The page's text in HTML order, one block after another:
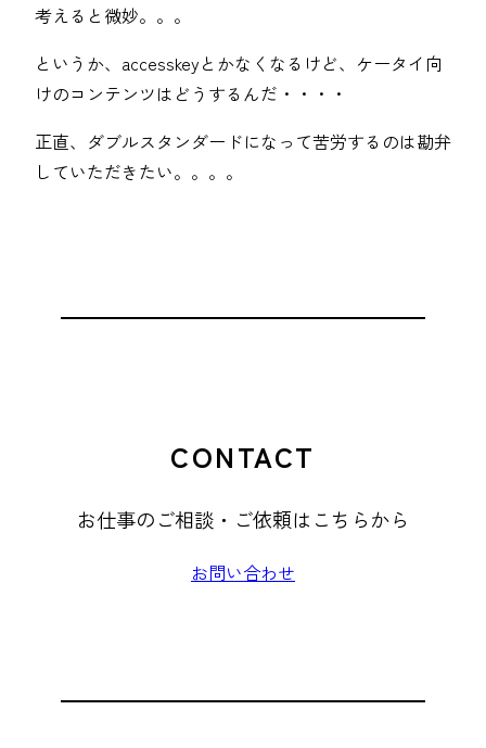
考えると微妙。。。
というか、accesskeyとかなくなるけど、ケータイ向
けのコンテンツはどうするんだ・・・・
正直、ダブルスタンダードになって苦労するのは勘弁
していただきたい。。。。
CONTACT
お仕事のご相談・ご依頼はこちらから
お問い合わせ